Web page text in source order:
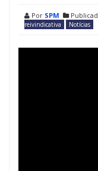
Por SPM
reivindicativa
Notícias